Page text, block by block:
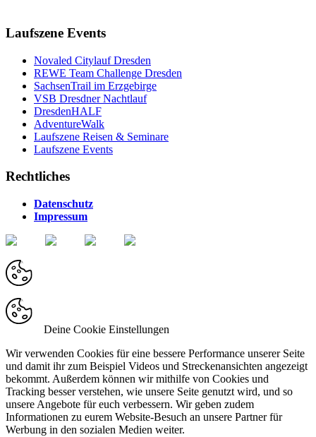
Laufszene Events
Novaled Citylauf Dresden
REWE Team Challenge Dresden
SachsenTrail im Erzgebirge
VSB Dresdner Nachtlauf
DresdenHALF
AdventureWalk
Laufszene Reisen & Seminare
Laufszene Events
Rechtliches
Datenschutz
Impressum
Deine Cookie Einstellungen
Wir verwenden Cookies für eine bessere Performance unserer Seite
und damit ihr zum Beispiel Videos und Streckenansichten angezeigt
bekommt. Außerdem können wir mithilfe von Cookies und
Tracking besser verstehen, wie unsere Seite genutzt wird, und so
unsere Angebote für euch verbessern. Wir geben zudem
Informationen zu eurem Website-Besuch an unsere Partner für
Werbung in den sozialen Medien weiter.